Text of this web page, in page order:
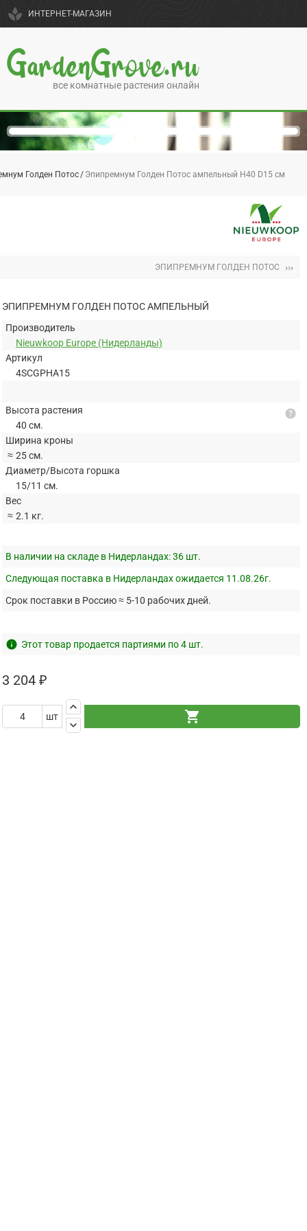
spa ИНТЕРНЕТ-МАГАЗИН
GardenGrove.ru
все комнатные растения онлайн
Голден Потос Эпипремнум Голден Потос ампельный H40 D15 см
ЭПИПРЕМНУМ ГОЛДЕН ПОТОС ›››
ЭПИПРЕМНУМ ГОЛДЕН ПОТОС АМПЕЛЬНЫЙ
Производитель
Nieuwkoop Europe (Нидерланды)
Артикул
4SCGPHA15
Высота растения
40 см.
Ширина кроны
≈ 25 см.
Диаметр/Высота горшка
15/11 см.
Вес
≈ 2.1 кг.
help
В наличии на складе в Нидерландах:36 шт.
Следующая поставка в Нидерландах ожидается 11.08.26г.
Срок поставки в Россию ≈ 5-10 рабочих дней.
info Этот товар продается партиями по 4 шт.
3 204 ₽
шт
keyboard_arrow_up
keyboard_arrow_down
shopping_cart